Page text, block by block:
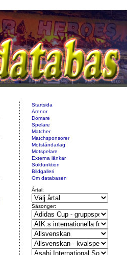
Startsida
Arenor
Domare
Spelare
Matcher
Matchsponsorer
Motståndarlag
Motspelare
Externa länkar
Sökfunktion
Bildgalleri
Om databasen
Årtal:
Säsonger: